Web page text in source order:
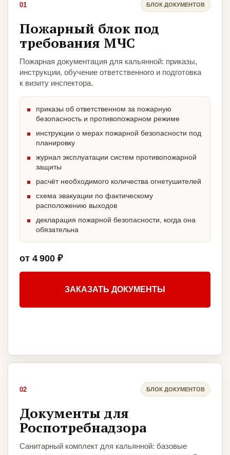
01 БЛОК ДОКУМЕНТОВ
Пожарный блок под
требования МЧС
Пожарная документация для кальянной: приказы,
инструкции, обучение ответственного и подготовка
к визиту инспектора.
приказы об ответственном за пожарную
безопасность и противопожарном режиме
инструкции о мерах пожарной безопасности под
планировку
журнал эксплуатации систем противопожарной
защиты
расчёт необходимого количества огнетушителей
схема эвакуации по фактическому
расположению выходов
декларация пожарной безопасности, когда она
обязательна
от 4 900 ₽
ЗАКАЗАТЬ ДОКУМЕНТЫ
02 БЛОК ДОКУМЕНТОВ
Документы для
Роспотребнадзора
Санитарный комплект для кальянной: базовые